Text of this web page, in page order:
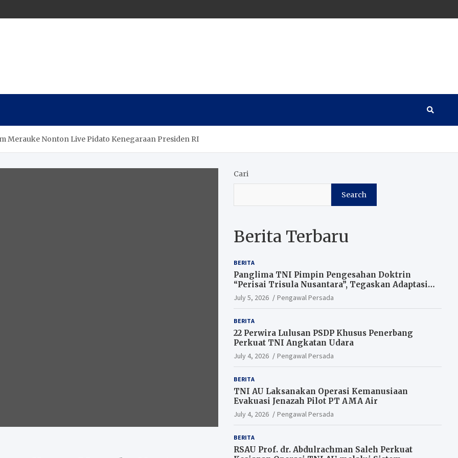
Merauke Nonton Live Pidato Kenegaraan Presiden RI
Cari
Search
Berita Terbaru
BERITA
Panglima TNI Pimpin Pengesahan Doktrin
“Perisai Trisula Nusantara”, Tegaskan Adaptasi
TNI Hadapi Perang Modern
July 5, 2026 Pengawal Persada
BERITA
22 Perwira Lulusan PSDP Khusus Penerbang
Perkuat TNI Angkatan Udara
July 4, 2026 Pengawal Persada
BERITA
TNI AU Laksanakan Operasi Kemanusiaan
Evakuasi Jenazah Pilot PT AMA Air
July 4, 2026 Pengawal Persada
BERITA
RSAU Prof. dr. Abdulrachman Saleh Perkuat